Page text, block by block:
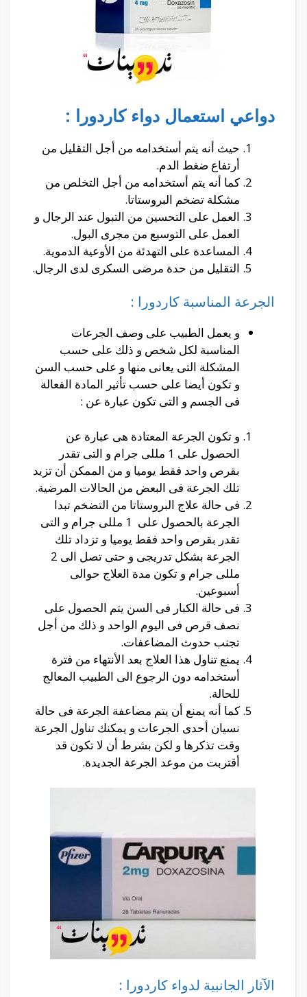
دواعي استعمال دواء كاردورا :
حيث أنه يتم أستخدامه من أجل التقليل من
أرتفاع ضغط الدم.
كما أنه يتم أستخدامه من أجل التخلص من
مشكلة تضخم البروستاتا.
العمل على التحسين من التبول عند الرجال و
العمل على التوسيع من مجرى البول.
المساعدة على التهدئة من الأوعية الدموية.
التقليل من حدة مرضى السكرى لدى الرجال.
الجرعة المناسبة كاردورا :
و يعمل الطبيب على وصف الجرعات
المناسبة لكل شخص و ذلك على حسب
المشكلة التى يعانى منها و على حسب السن
و تكون أيضا على حسب تأثير المادة الفعالة
فى الجسم و التى تكون عبارة عن :
و تكون الجرعة المعتادة هى عبارة عن
الحصول على 1 مللى جرام و التى تقدر
بقرص واحد فقط يوميا و من الممكن أن تزيد
تلك الجرعة فى البعض من الحالات المرضية.
فى حالة علاج البروستاتا من التضخم تبدا
الجرعة بالحصول على 1 مللى جرام و التى
تقدر بقرص واحد فقط يوميا و تزداد تلك
الجرعة بشكل تدريجى و حتى تصل الى 2
مللى جرام و تكون مدة العلاج حوالى
أسبوعين.
فى حالة الكبار فى السن يتم الحصول على
نصف قرص فى اليوم الواحد و ذلك من أجل
تجنب حدوث المضاعفات.
يمنع تناول هذا العلاج بعد الأنتهاء من فترة
أستخدامه دون الرجوع الى الطبيب المعالج
للحالة.
كما أنه يمنع أن يتم مضاعفة الجرعة فى حالة
نسيان أحدى الجرعات و يمكنك تناول الجرعة
وقت تذكرها و لكن بشرط أن لا تكون قد
أقتربت من موعد الجرعة الجديدة.
الآثار الجانبية لدواء كاردورا :